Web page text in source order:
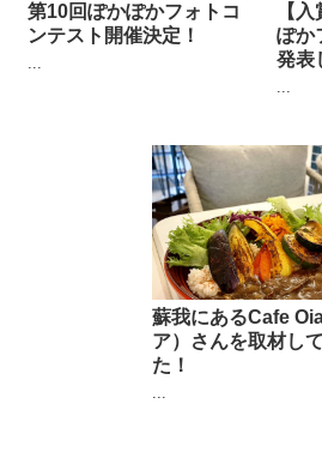
第10回ぽかぽかフォトコ
ンテスト開催決定！
...
【
ぽか
発表
...
蘇我にあるCafe
ア）さんを取材し
た！
...